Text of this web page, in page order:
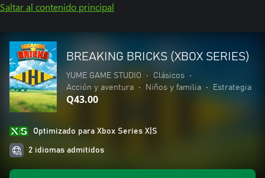
Saltar al contenido principal
BREAKING BRICKS (XBOX SERIES)
YUME GAME STUDIO • Clásicos
•
Acción y aventura
• Niños y familia • Estrategia
Q43.00
Optimizado para Xbox Series X|S
2 idiomas admitidos